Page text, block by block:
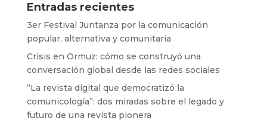
Entradas recientes
3er Festival Juntanza por la comunicación
popular, alternativa y comunitaria
Crisis en Ormuz: cómo se construyó una
conversación global desde las redes sociales
“La revista digital que democratizó la
comunicología”: dos miradas sobre el legado y
futuro de una revista pionera